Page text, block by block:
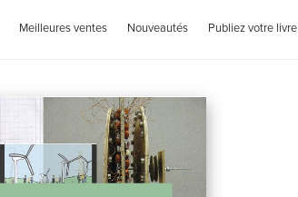
Meilleures ventes Nouveautés Publiez votre livre